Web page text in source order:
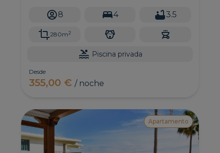
exclusivo sin renunciar a nada.
8 4 3.5
280m2
Piscina privada
Desde
355,00 €/ noche
Apartamento